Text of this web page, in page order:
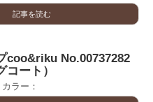
記事を読む
coo&riku No.00737282
ート）
ラー：